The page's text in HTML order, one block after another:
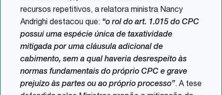
recursos repetitivos, a relatora ministra Nancy
Andrighi destacou que: “o rol do art. 1.015 do CPC
possui uma espécie única de taxatividade
mitigada por uma cláusula adicional de
cabimento, sem a qual haveria desrespeito às
normas fundamentais do próprio CPC e grave
prejuízo às partes ou ao próprio processo”. A tese